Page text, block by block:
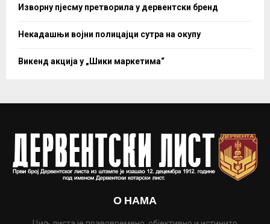
Изворну пјесму претворила у дервентски бренд
Некадашњи војни полицајци сутра на окупу
Викенд акција у „Шики маркетима“
О НАМА